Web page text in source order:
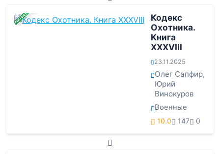
ЗАВЕРШЕНА
Кодекс
Охотника.
Книга
XXXVIII
23.11.2025
Олег Сапфир,
Юрий
Винокуров
Военные
10.0 147 0